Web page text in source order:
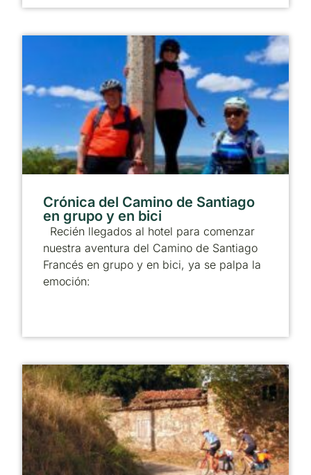
Crónica del Camino de Santiago
en grupo y en bici
Recién llegados al hotel para comenzar
nuestra aventura del Camino de Santiago
Francés en grupo y en bici, ya se palpa la
emoción: